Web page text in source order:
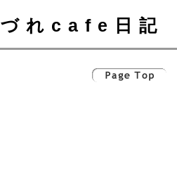
れcafe日記